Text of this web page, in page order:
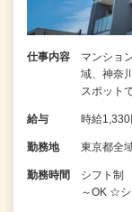
仕事内容
マンショ
域、神奈
スポット
給与 時給
勤務地 東京都全
勤務時間
シフト制
～OK ☆